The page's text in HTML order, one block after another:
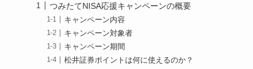
つみたてNISA応援キャンペーンの概要
キャンペーン内容
キャンペーン対象者
キャンペーン期間
松井証券ポイントは何に使えるのか？